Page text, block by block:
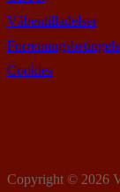
Våbentilladelser
Cookies
Copyright © 2026